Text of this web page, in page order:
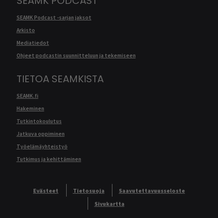
SEAMK Podcast -sarjan jaksot
Arkisto
Mediatiedot
Ohjeet podcastin suunnitteluun ja tekemiseen
TIETOA SEAMKISTA
SEAMK.fi
Hakeminen
Tutkintokoulutus
Jatkuva oppiminen
Työelämäyhteistyö
Tutkimus ja kehittäminen
Evästeet Tietosuoja
Saavutettavuusseloste
Sivukartta